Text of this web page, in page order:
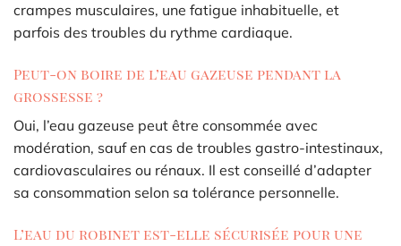
crampes musculaires, une fatigue inhabituelle, et
parfois des troubles du rythme cardiaque.
Peut-on boire de l’eau gazeuse pendant la
grossesse ?
Oui, l’eau gazeuse peut être consommée avec
modération, sauf en cas de troubles gastro-intestinaux,
cardiovasculaires ou rénaux. Il est conseillé d’adapter
sa consommation selon sa tolérance personnelle.
L’eau du robinet est-elle sécurisée pour une